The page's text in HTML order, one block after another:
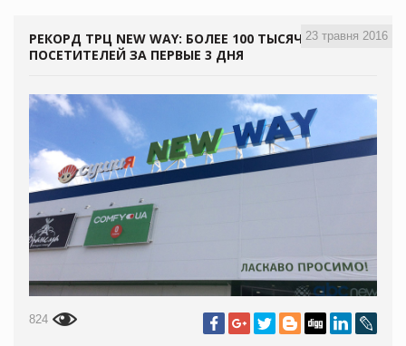
23 травня 2016
РЕКОРД ТРЦ NEW WAY: БОЛЕЕ 100 ТЫСЯЧ
ПОСЕТИТЕЛЕЙ ЗА ПЕРВЫЕ 3 ДНЯ
824